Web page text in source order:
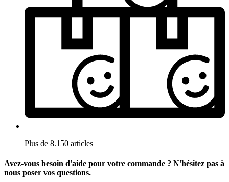
Plus de 8.150 articles
Avez-vous besoin d'aide pour votre commande ? N'hésitez pas à
nous poser vos questions.